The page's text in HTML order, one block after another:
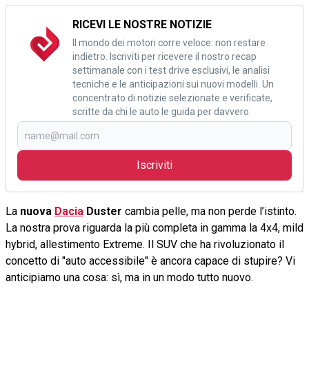
RICEVI LE NOSTRE NOTIZIE
Il mondo dei motori corre veloce: non restare
indietro. Iscriviti per ricevere il nostro recap
settimanale con i test drive esclusivi, le analisi
tecniche e le anticipazioni sui nuovi modelli. Un
concentrato di notizie selezionate e verificate,
scritte da chi le auto le guida per davvero.
Iscriviti
La nuova Dacia Duster cambia pelle, ma non perde l’istinto.
La nostra prova riguarda la più completa in gamma la 4x4, mild
hybrid, allestimento Extreme. Il SUV che ha rivoluzionato il
concetto di "auto accessibile" è ancora capace di stupire? Vi
anticipiamo una cosa: sì, ma in un modo tutto nuovo.